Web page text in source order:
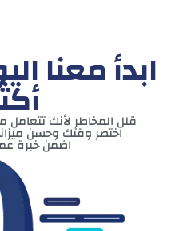
ابدأ معنا
قلل المخاطر لأنك
اختصر وقتك وحسن
اضمن خبرة